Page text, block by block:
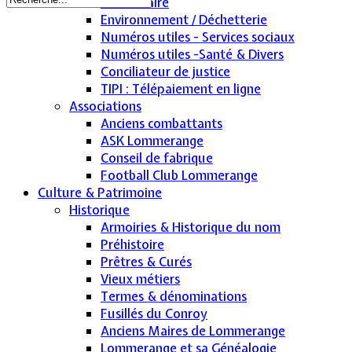
Environnement / Déchetterie
Numéros utiles - Services sociaux
Numéros utiles -Santé & Divers
Conciliateur de justice
TIPI : Télépaiement en ligne
Associations
Anciens combattants
ASK Lommerange
Conseil de fabrique
Football Club Lommerange
Culture & Patrimoine
Historique
Armoiries & Historique du nom
Préhistoire
Prêtres & Curés
Vieux métiers
Termes & dénominations
Fusillés du Conroy
Anciens Maires de Lommerange
Lommerange et sa Généalogie